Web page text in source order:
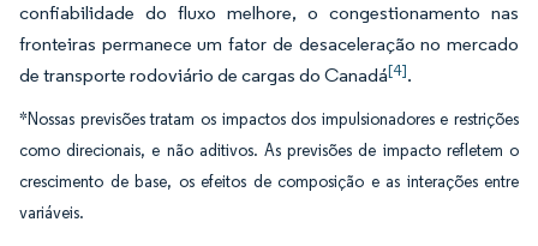
confiabilidade do fluxo melhore, o congestionamento nas
fronteiras permanece um fator de desaceleração no mercado
de transporte rodoviário de cargas do Canadá[4].
*Nossas previsões tratam os impactos dos impulsionadores e restrições
como direcionais, e não aditivos. As previsões de impacto refletem o
crescimento de base, os efeitos de composição e as interações entre
variáveis.